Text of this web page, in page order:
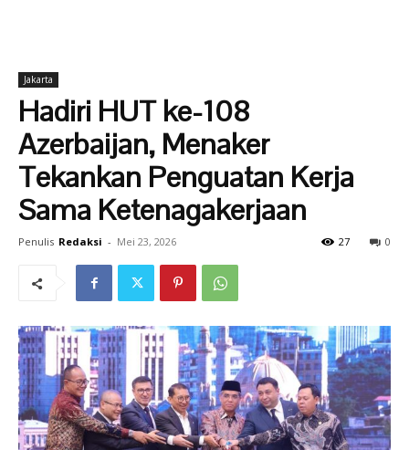
Jakarta
Hadiri HUT ke-108
Azerbaijan, Menaker
Tekankan Penguatan Kerja
Sama Ketenagakerjaan
Penulis Redaksi - Mei 23, 2026 0
27